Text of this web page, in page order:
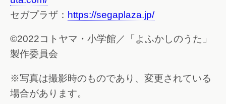
セガプラザ： https://segaplaza.jp/
©2022コトヤマ・小学館／「よふかしのうた」
製作委員会
※写真は撮影時のものであり、変更されている
場合があります。